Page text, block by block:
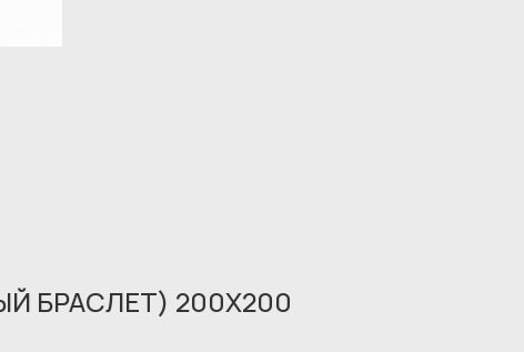
БРАСЛЕТ) 200X200